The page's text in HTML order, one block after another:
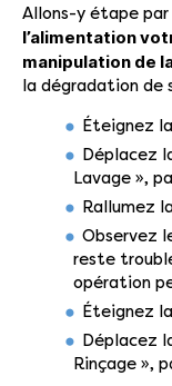
Allons-y étape
l’alimentation
manipulation de
la dégradation de
Éteignez
Déplacez
Lavage »,
Rallumez
Observez
reste
opération
Éteignez
Déplacez
Rinçage »,